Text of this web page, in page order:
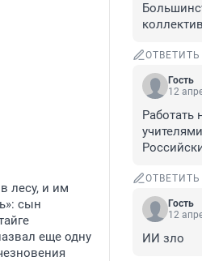
лесу, и им
сын
еще одну
ОТВЕТИТЬ
Гость
12
Работать
ОТВЕТИТЬ
Гость
12
ИИ зло